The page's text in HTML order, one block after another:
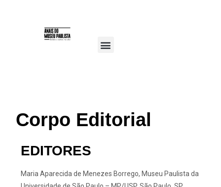
Corpo Editorial
EDITORES
Maria Aparecida de Menezes Borrego, Museu Paulista da